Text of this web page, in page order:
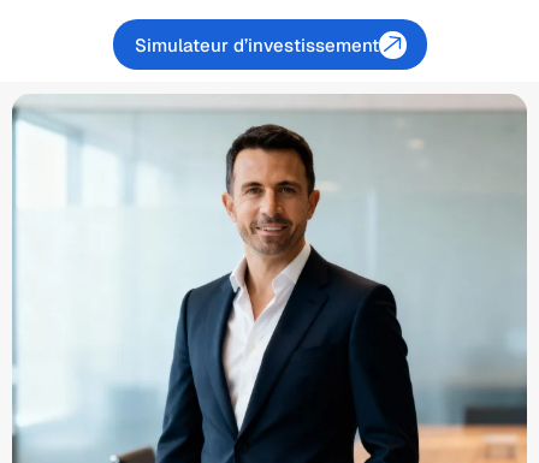
Simulateur d’investissement